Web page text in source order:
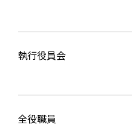
執行役員会
全役職員